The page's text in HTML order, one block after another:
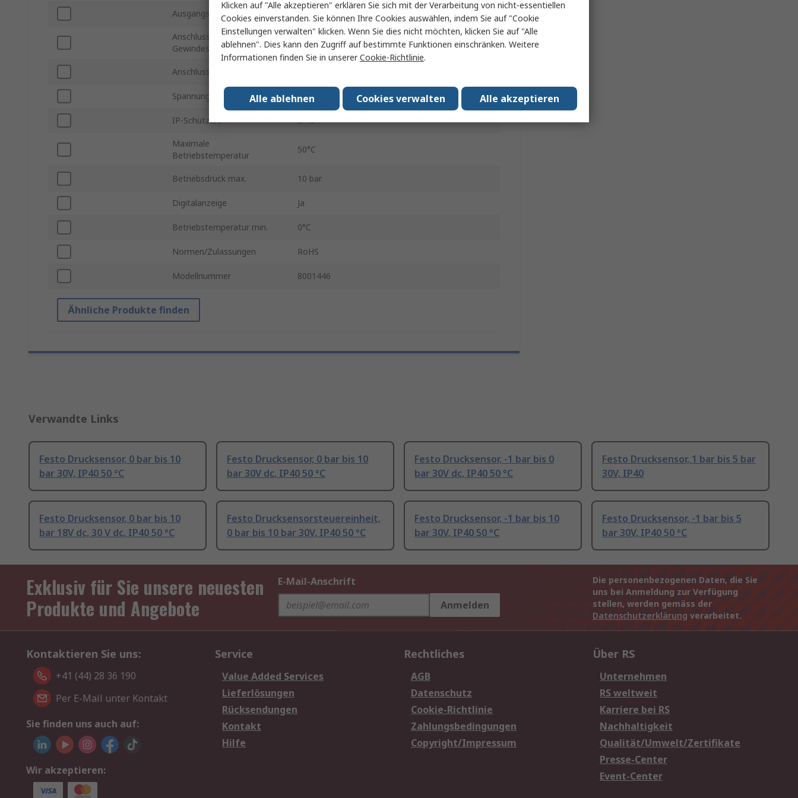
Ausgangstyp PnP, NPN
Anschluss -
Gewindestandard
R (PT), NPT, GPT
Anschlussgröße
Spannung 30V dc
IP-Schutzart IP40
Maximale
Betriebstemperatur
50°C
Betriebsdruck max. 10 bar
Digitalanzeige Ja
Betriebstemperatur min. 0°C
Normen/Zulassungen RoHS
Modellnummer 8001446
Ähnliche Produkte finden
Verwandte Links
Festo Drucksensor, 0 bar bis 10
bar 30V, IP40 50 °C
Festo Drucksensor, 0 bar bis 10
bar 30V dc, IP40 50 °C
Festo Drucksensor, -1 bar bis 0
bar 30V dc, IP40 50 °C
Festo Drucksensor, 1 bar bis 5 bar
30V, IP40
Festo Drucksensor, 0 bar bis 10
bar 18V dc, 30 V dc, IP40 50 °C
Festo Drucksensorsteuereinheit,
0 bar bis 10 bar 30V, IP40 50 °C
Festo Drucksensor, -1 bar bis 10
bar 30V, IP40 50 °C
Festo Drucksensor, -1 bar bis 5
bar 30V, IP40 50 °C
Exklusiv für Sie unsere neuesten
Produkte und Angebote
E-Mail-Anschrift
Anmelden
Die personenbezogenen Daten, die Sie
uns bei Anmeldung zur Verfügung
stellen, werden gemäss der
Datenschutzerklärung verarbeitet.
Kontaktieren Sie uns:
+41 (44) 28 36 190
Per E-Mail unter Kontakt
Sie finden uns auch auf:
Wir akzeptieren:
Service
Value Added Services
Lieferlösungen
Rücksendungen
Kontakt
Hilfe
Rechtliches
AGB
Datenschutz
Cookie-Richtlinie
Zahlungsbedingungen
Copyright/Impressum
Über RS
Unternehmen
RS weltweit
Karriere bei RS
Nachhaltigkeit
Qualität/Umwelt/Zertifikate
Presse-Center
Event-Center
Klicken auf "Alle akzeptieren" erklären Sie sich mit der Verarbeitung von nicht-essentiellen
Cookies einverstanden. Sie können Ihre Cookies auswählen, indem Sie auf "Cookie
Einstellungen verwalten" klicken. Wenn Sie dies nicht möchten, klicken Sie auf "Alle
ablehnen". Dies kann den Zugriff auf bestimmte Funktionen einschränken. Weitere
Informationen finden Sie in unsererCookie-Richtlinie.
Alle akzeptieren
Cookies verwalten
Alle ablehnen